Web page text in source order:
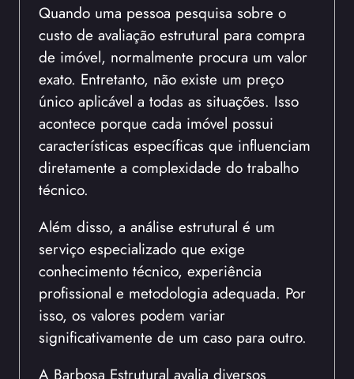
Quando uma pessoa pesquisa sobre o
custo de avaliação estrutural para compra
de imóvel, normalmente procura um valor
exato. Entretanto, não existe um preço
único aplicável a todas as situações. Isso
acontece porque cada imóvel possui
características específicas que influenciam
diretamente a complexidade do trabalho
técnico.
Além disso, a análise estrutural é um
serviço especializado que exige
conhecimento técnico, experiência
profissional e metodologia adequada. Por
isso, os valores podem variar
significativamente de um caso para outro.
A Barbosa Estrutural avalia diversos